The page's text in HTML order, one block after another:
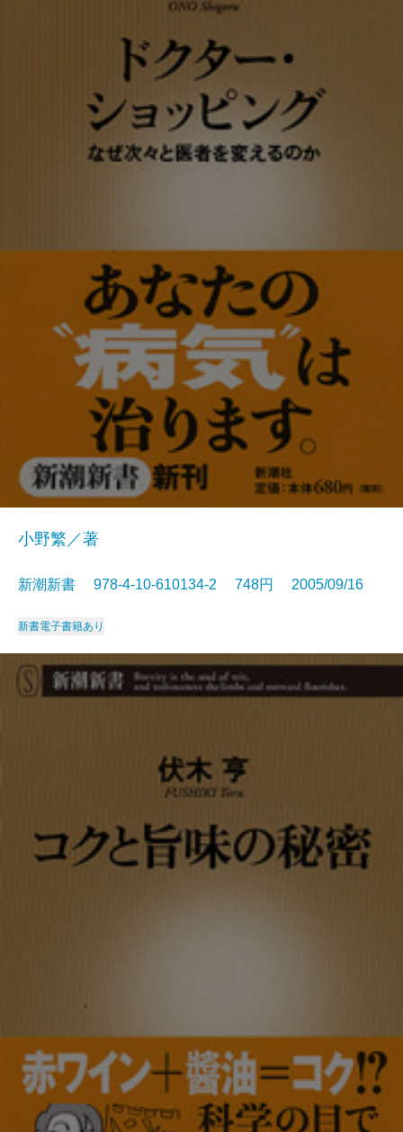
小野繁／著
新潮新書 978-4-10-610134-2 748円 2005/09/16
新書電子書籍あり